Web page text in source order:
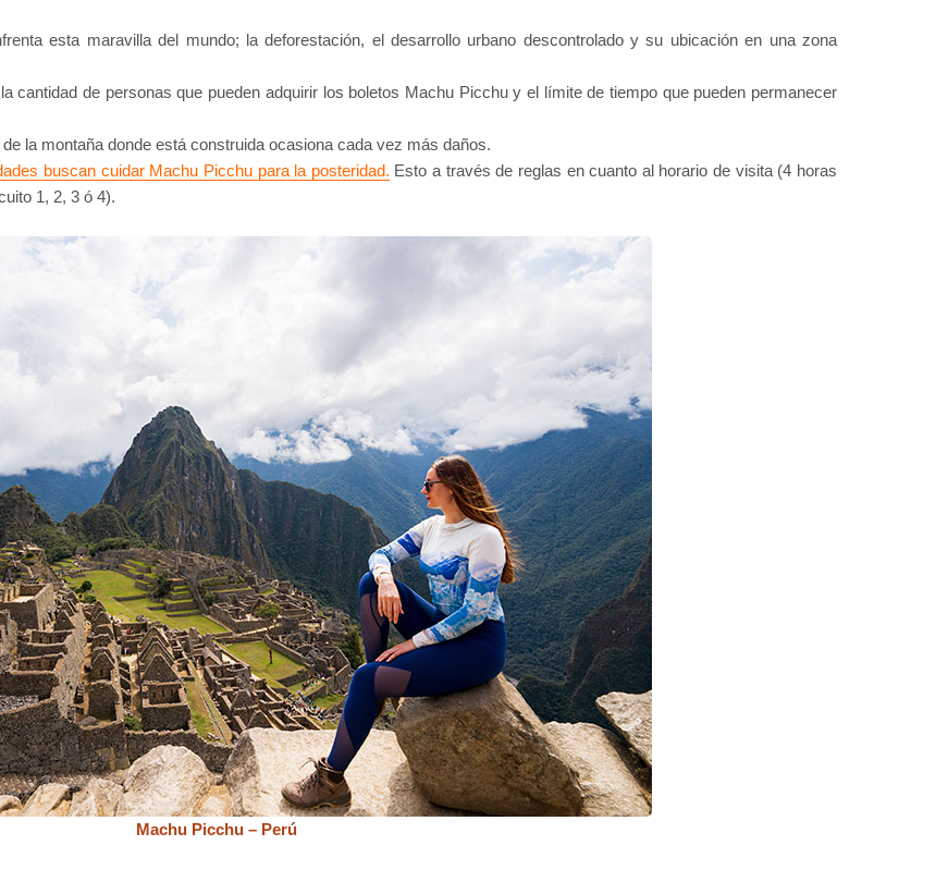
esta maravilla del mundo; la deforestación, el desarrollo urbano descontrolado y su ubicación en una zona
cantidad de personas que pueden adquirir los boletos Machu Picchu y el límite de tiempo que pueden permanecer
la montaña donde está construida ocasiona cada vez más daños.
buscan cuidar Machu Picchu para la posteridad. Esto a través de reglas en cuanto al horario de visita (4 horas
1, 2, 3 ó 4).
Machu Picchu – Perú